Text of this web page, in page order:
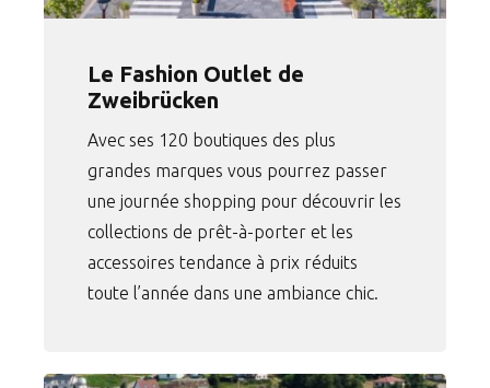
Le Fashion Outlet de
Zweibrücken
Avec ses 120 boutiques des plus
grandes marques vous pourrez passer
une journée shopping pour découvrir les
collections de prêt-à-porter et les
accessoires tendance à prix réduits
toute l’année dans une ambiance chic.